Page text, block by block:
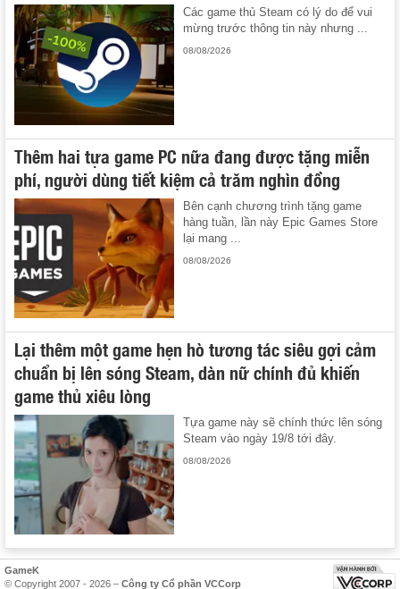
Các game thủ Steam có lý do để vui
mừng trước thông tin này nhưng ...
08/08/2026
Thêm hai tựa game PC nữa đang được tặng miễn
phí, người dùng tiết kiệm cả trăm nghìn đồng
Bên cạnh chương trình tặng game
hàng tuần, lần này Epic Games Store
lại mang ...
08/08/2026
Lại thêm một game hẹn hò tương tác siêu gợi cảm
chuẩn bị lên sóng Steam, dàn nữ chính đủ khiến
game thủ xiêu lòng
Tựa game này sẽ chính thức lên sóng
Steam vào ngày 19/8 tới đây.
08/08/2026
GameK
© Copyright 2007 - 2026 – Công ty Cổ phần VCCorp